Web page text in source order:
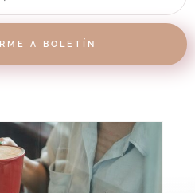
A BOLETÍN